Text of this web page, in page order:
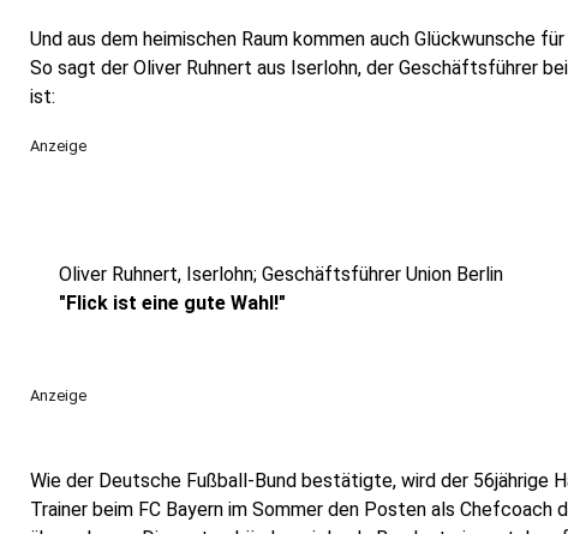
Und aus dem heimischen Raum kommen auch Glückwunsche
So sagt der Oliver Ruhnert aus Iserlohn, der Geschäftsführer
ist:
Anzeige
Oliver Ruhnert, Iserlohn; Geschäftsführer Union Berlin
"Flick ist eine gute Wahl!"
Anzeige
Wie der Deutsche Fußball-Bund bestätigte, wird der 56jährige
Trainer beim FC Bayern im Sommer den Posten als Chefcoach